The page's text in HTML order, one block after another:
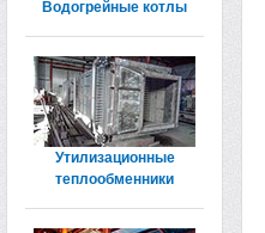
Водогрейные котлы
Утилизационные
теплообменники